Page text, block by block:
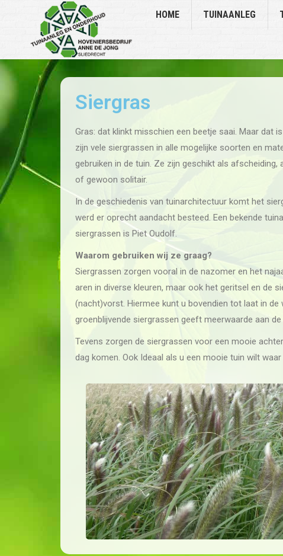
HOME TUINAANLEG
Siergras
Gras: dat klinkt misschien een beetje saai. Maar dat
zijn vele siergrassen in alle mogelijke soorten en
gebruiken in de tuin. Ze zijn geschikt als
of gewoon solitair.
In de geschiedenis van tuinarchitectuur komt het
werd er oprecht aandacht besteed. Een bekende
siergrassen is Piet Oudolf.
Waarom gebruiken wij ze graag?
Siergrassen zorgen vooral in de nazomer en het
aren in diverse kleuren, maar ook het geritsel en de
(nacht)vorst. Hiermee kunt u bovendien tot laat in
groenblijvende siergrassen geeft meerwaarde aan de
Tevens zorgen de siergrassen voor een mooie
dag komen. Ook Ideaal als u een mooie tuin wilt